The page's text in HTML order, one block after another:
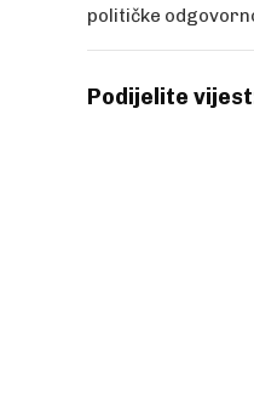
političke
Podijelite